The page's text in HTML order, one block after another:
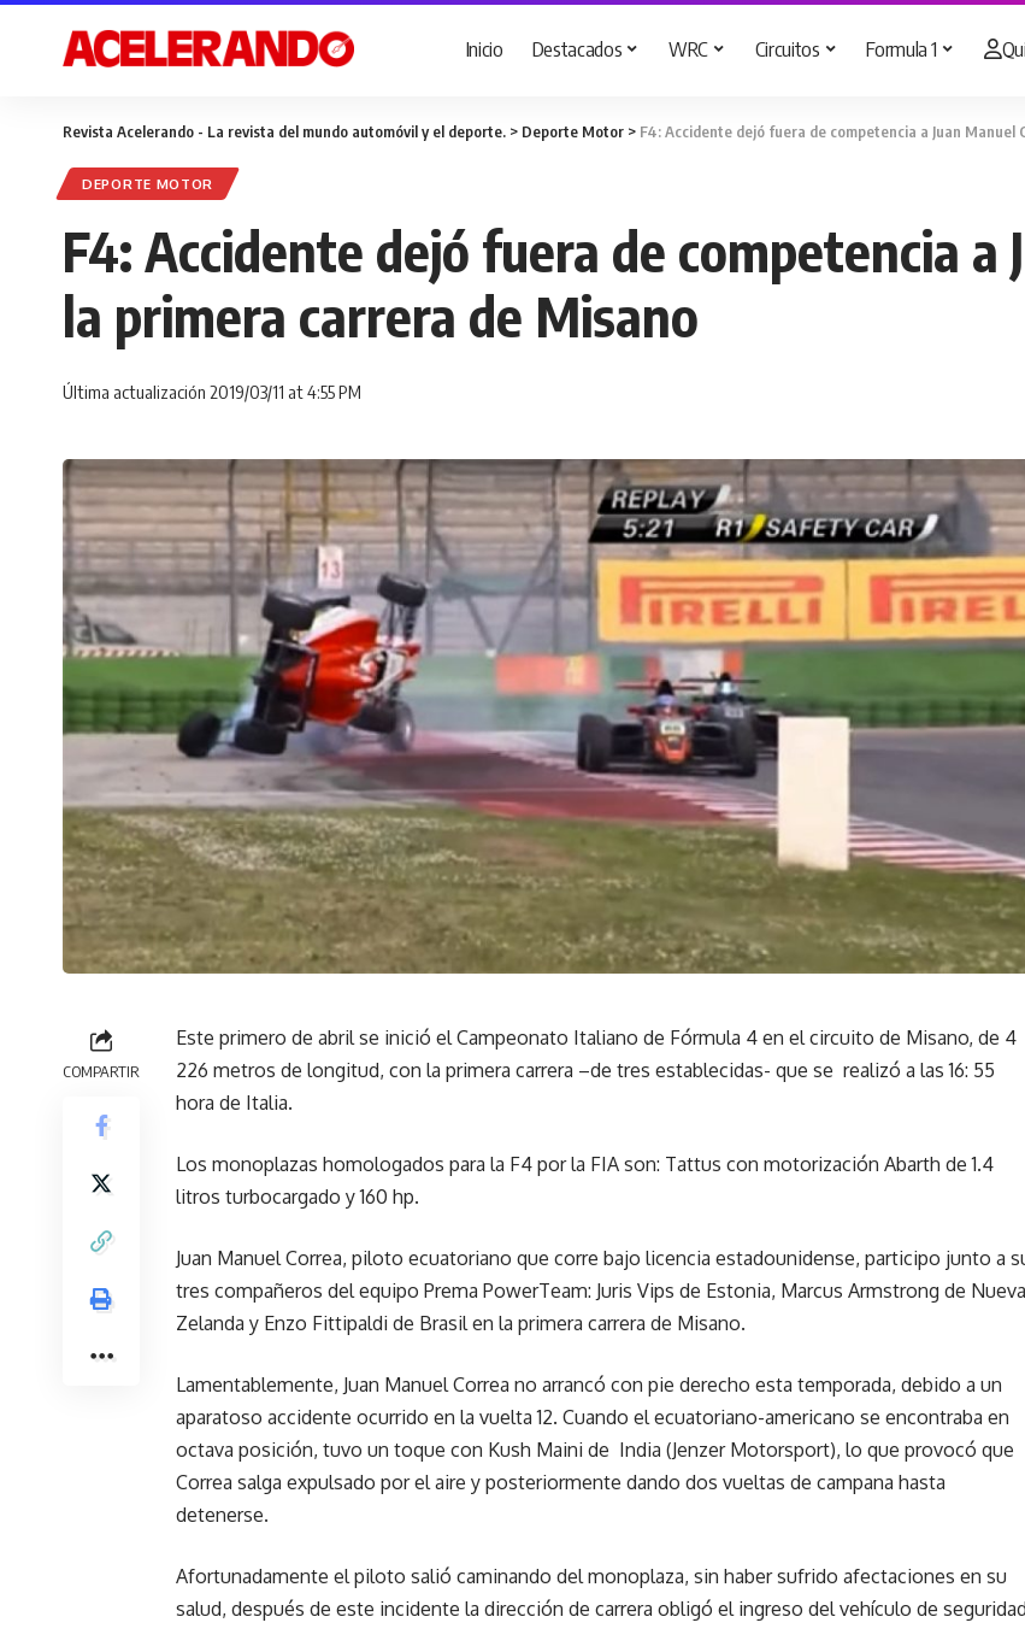
Inicio Destacados WRC Circuitos Formula 1
Revista Acelerando - La revista del mundo automóvil y el deporte. > Deporte Motor > F4: Accidente dejó fuera de competencia a Juan
DEPORTE MOTOR
F4: Accidente dejó fuera de competencia a
la primera carrera de Misano
Última actualización 2019/03/11 at 4:55 PM
COMPARTIR
Este primero de abril se inició el Campeonato Italiano de Fórmula 4 en el circuito de Misano, de 4
226 metros de longitud, con la primera carrera –de tres establecidas- que se realizó a las 16: 55
hora de Italia.
Los monoplazas homologados para la F4 por la FIA son: Tattus con motorización Abarth de 1.4
litros turbocargado y 160 hp.
Juan Manuel Correa, piloto ecuatoriano que corre bajo licencia estadounidense, participo junto a
tres compañeros del equipo Prema PowerTeam: Juris Vips de Estonia, Marcus Armstrong de Nueva
Zelanda y Enzo Fittipaldi de Brasil en la primera carrera de Misano.
Lamentablemente, Juan Manuel Correa no arrancó con pie derecho esta temporada, debido a un
aparatoso accidente ocurrido en la vuelta 12. Cuando el ecuatoriano-americano se encontraba en
octava posición, tuvo un toque con Kush Maini de India (Jenzer Motorsport), lo que provocó que
Correa salga expulsado por el aire y posteriormente dando dos vueltas de campana hasta
detenerse.
Afortunadamente el piloto salió caminando del monoplaza, sin haber sufrido afectaciones en su
salud, después de este incidente la dirección de carrera obligó el ingreso del vehículo de